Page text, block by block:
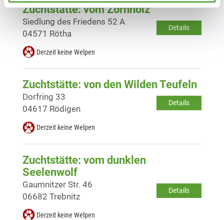
Zuchtstätte: vom Zornholz
Details
Siedlung des Friedens 52 A
04571 Rötha
Derzeit keine Welpen
Zuchtstätte: von den Wilden Teufeln
Details
Dorfring 33
04617 Rödigen
Derzeit keine Welpen
Zuchtstätte: vom dunklen
Seelenwolf
Details
Gaumnitzer Str. 46
06682 Trebnitz
Derzeit keine Welpen